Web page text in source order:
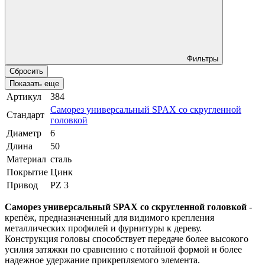
Фильтры
Сбросить
Показать еще
Артикул
384
Стандарт
Саморез универсальный SPAX со скругленной
головкой
Диаметр
6
Длина
50
Материал сталь
Покрытие Цинк
Привод
PZ 3
Саморез универсальный SPAX со скругленной головкой -
крепёж, предназначенный для видимого крепления
металлических профилей и фурнитуры к дереву.
Конструкция головы способствует передаче более высокого
усилия затяжки по сравнению с потайной формой и более
надежное удержание прикрепляемого элемента.